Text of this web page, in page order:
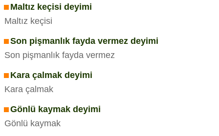
Maltız keçisi deyimi
Maltız keçisi
Son pişmanlık fayda vermez deyimi
Son pişmanlık fayda vermez
Kara çalmak deyimi
Kara çalmak
Gönlü kaymak deyimi
Gönlü kaymak